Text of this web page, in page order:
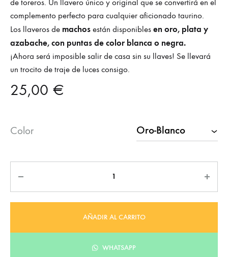
de toreros. Un llavero único y original que se convertirá en el
complemento perfecto para cualquier aficionado taurino.
Los llaveros de machos están disponibles en oro, plata y
azabache, con puntas de color blanca o negra.
¡Ahora será imposible salir de casa sin su llaves! Se llevará
un trocito de traje de luces consigo.
25,00 €
Color
AÑADIR AL CARRITO
WHATSAPP